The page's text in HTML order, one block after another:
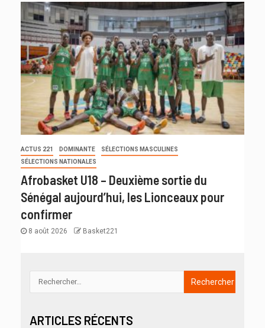
ACTUS 221 DOMINANTE
SÉLECTIONS MASCULINES
SÉLECTIONS NATIONALES
Afrobasket U18 – Deuxième sortie du
Sénégal aujourd’hui, les Lionceaux pour
confirmer
8 août 2026 Basket221
ARTICLES RÉCENTS